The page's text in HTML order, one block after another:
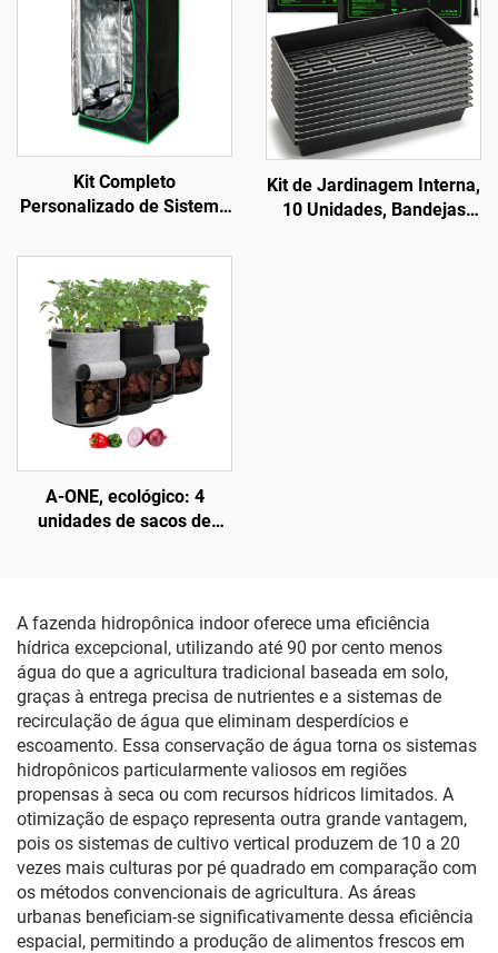
Kit Completo
Personalizado de Sistema
Tenda de Cultivo,
120x120x200 cm (4x4
pés), com Estrutura
Metálica Moderna, para
Jardinagem Interna
Kit de Jardinagem Interna,
10 Unidades, Bandejas
A-ONE, ecológico: 4
unidades de sacos de
espessura de 3 mm, com
janela de colheita para
tomates e vegetais
A fazenda hidropônica indoor oferece uma eficiência
hídrica excepcional, utilizando até 90 por cento menos
água do que a agricultura tradicional baseada em solo,
graças à entrega precisa de nutrientes e a sistemas de
recirculação de água que eliminam desperdícios e
escoamento. Essa conservação de água torna os sistemas
hidropônicos particularmente valiosos em regiões
propensas à seca ou com recursos hídricos limitados. A
otimização de espaço representa outra grande vantagem,
pois os sistemas de cultivo vertical produzem de 10 a 20
vezes mais culturas por pé quadrado em comparação com
os métodos convencionais de agricultura. As áreas
urbanas beneficiam-se significativamente dessa eficiência
espacial, permitindo a produção de alimentos frescos em